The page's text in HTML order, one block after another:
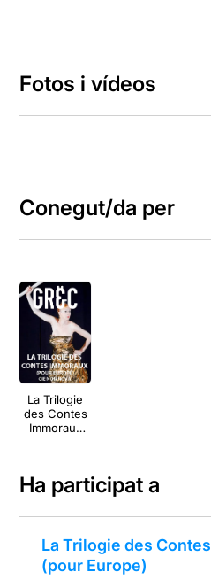
Fotos i vídeos
Conegut/da per
La Trilogie
des Contes
Immoraux
Ha participat a
La Trilogie des
(pour Europe)